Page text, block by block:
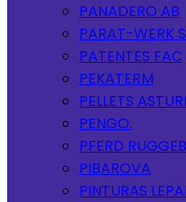
PANADERO AB
PARAT-WERK
PATENTES FAC
PEKATERM
PELLETS
PENGO.
PFERD
PIBAROVA
PINTURAS